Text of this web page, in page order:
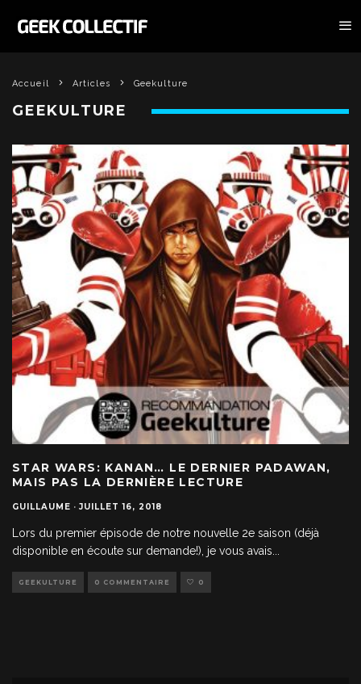
Accueil Articles Geekulture
GEEKULTURE
STAR WARS: KANAN… LE DERNIER PADAWAN,
MAIS PAS LA DERNIÈRE LECTURE
GUILLAUME · JUILLET 16, 2018
Lors du premier épisode de notre nouvelle 2e saison (déjà
disponible en écoute sur demande!), je vous avais
GEEKULTURE 0 COMMENTAIRE 0